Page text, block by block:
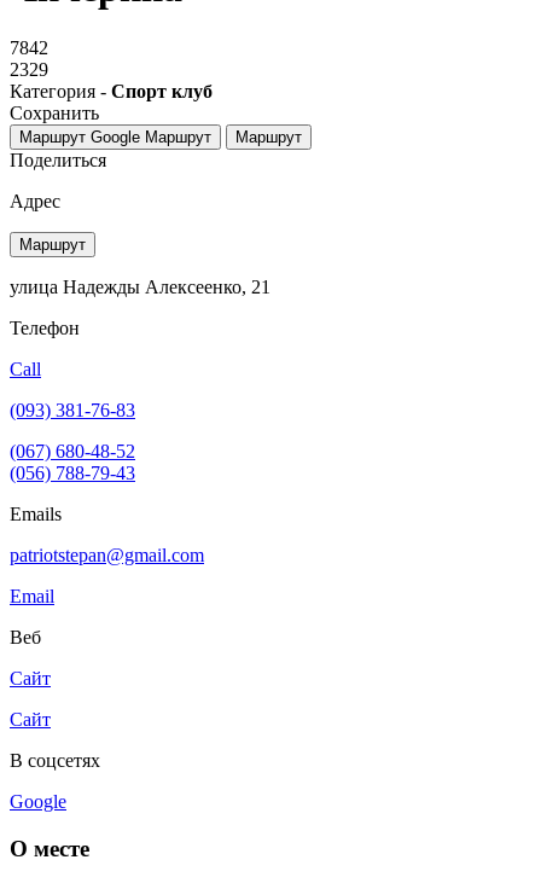
7842
2329
Категория - Спорт клуб
Сохранить
Маршрут Google Маршрут Маршрут
Поделиться
Адрес
Маршрут
улица Надежды Алексеенко, 21
Телефон
Call
(093) 381-76-83
(067) 680-48-52
(056) 788-79-43
Emails
patriotstepan@gmail.com
Email
Веб
Сайт
Сайт
В соцсетях
Google
О месте